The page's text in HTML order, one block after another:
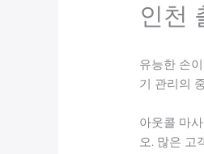
인천
유능한 손
기 관리의
아웃콜 마
오. 많은 고